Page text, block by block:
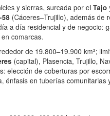
y sierras, surcada por el Tajo
(Cáceres–Trujillo), además de
a día residencial y de negocio:
comarcas.
de 19.800–19.900 km²;
(capital), Plasencia, Trujillo,
elección de coberturas por
énfasis en tuberías comunitarias